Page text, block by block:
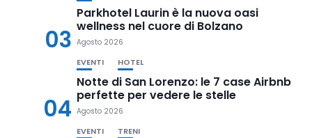
03
Parkhotel Laurin è la nuova oasi
wellness nel cuore di Bolzano
Agosto 2026
04
EVENTI HOTEL
Notte di San Lorenzo: le 7 case Airbnb
perfette per vedere le stelle
Agosto 2026
EVENTI TRENI